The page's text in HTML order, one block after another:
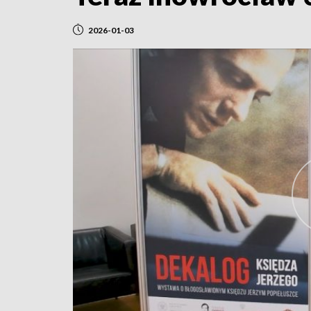
2026-01-03